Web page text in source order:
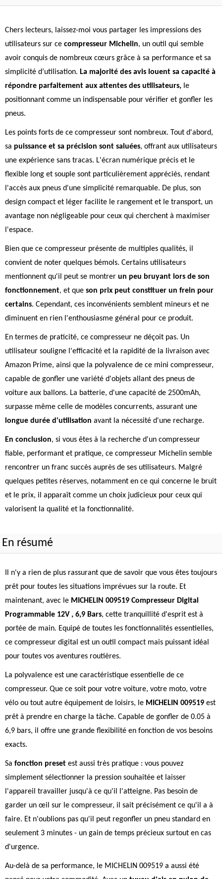
Chers lecteurs, laissez-moi vous partager les impressions des
utilisateurs sur ce compresseur Michelin, un outil qui semble
avoir conquis de nombreux cœurs grâce à sa performance et sa
simplicité d’utilisation. La majorité des avis louent sa capacité à
répondre parfaitement aux attentes des utilisateurs, le
positionnant comme un indispensable pour vérifier et gonfler les
pneus.
Les points forts de ce compresseur sont nombreux. Tout d'abord,
sa puissance et sa précision sont saluées, offrant aux utilisateurs
une expérience sans tracas. L'écran numérique précis et le
flexible long et souple sont particulièrement appréciés, rendant
l'accès aux pneus d'une simplicité remarquable. De plus, son
design compact et léger facilite le rangement et le transport, un
avantage non négligeable pour ceux qui cherchent à maximiser
l'espace.
Bien que ce compresseur présente de multiples qualités, il
convient de noter quelques bémols. Certains utilisateurs
mentionnent qu'il peut se montrer un peu bruyant lors de son
fonctionnement, et que son prix peut constituer un frein pour
certains. Cependant, ces inconvénients semblent mineurs et ne
diminuent en rien l'enthousiasme général pour ce produit.
En termes de praticité, ce compresseur ne déçoit pas. Un
utilisateur souligne l'efficacité et la rapidité de la livraison avec
Amazon Prime, ainsi que la polyvalence de ce mini compresseur,
capable de gonfler une variété d'objets allant des pneus de
voiture aux ballons. La batterie, d'une capacité de 2500mAh,
surpasse même celle de modèles concurrents, assurant une
longue durée d'utilisation avant la nécessité d'une recharge.
En conclusion, si vous êtes à la recherche d'un compresseur
fiable, performant et pratique, ce compresseur Michelin semble
rencontrer un franc succès auprès de ses utilisateurs. Malgré
quelques petites réserves, notamment en ce qui concerne le bruit
et le prix, il apparaît comme un choix judicieux pour ceux qui
valorisent la qualité et la fonctionnalité.
En résumé
Il n'y a rien de plus rassurant que de savoir que vous êtes toujours
prêt pour toutes les situations imprévues sur la route. Et
maintenant, avec le MICHELIN 009519 Compresseur Digital
Programmable 12V , 6,9 Bars, cette tranquillité d'esprit est à
portée de main. Equipé de toutes les fonctionnalités essentielles,
ce compresseur digital est un outil compact mais puissant idéal
pour toutes vos aventures routières.
La polyvalence est une caractéristique essentielle de ce
compresseur. Que ce soit pour votre voiture, votre moto, votre
vélo ou tout autre équipement de loisirs, le MICHELIN 009519 est
prêt à prendre en charge la tâche. Capable de gonfler de 0.05 à
6,9 bars, il offre une grande flexibilité en fonction de vos besoins
exacts.
Sa fonction preset est aussi très pratique : vous pouvez
simplement sélectionner la pression souhaitée et laisser
l'appareil travailler jusqu'à ce qu'il l'atteigne. Pas besoin de
garder un œil sur le compresseur, il sait précisément ce qu'il a à
faire. Et n'oublions pas qu'il peut regonfler un pneu standard en
seulement 3 minutes - un gain de temps précieux surtout en cas
d'urgence.
Au-delà de sa performance, le MICHELIN 009519 a aussi été